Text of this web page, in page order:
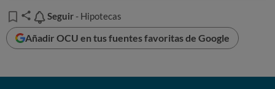
Seguir
Seguir - Hipotecas
Añadir OCU en tus fuentes favoritas de Google